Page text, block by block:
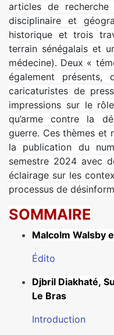
articles de
disciplinaire et
historique et trois
terrain sénégalais et
médecine). Deux «
également
caricaturistes de
impressions sur le
qu’arme contre la
guerre. Ces thèmes et
la publication du
semestre 2024 avec
éclairage sur les
processus de
SOMMAIRE
Malcolm Walsby
Édito
Djbril Diakhaté,
Le Bras
Introduction